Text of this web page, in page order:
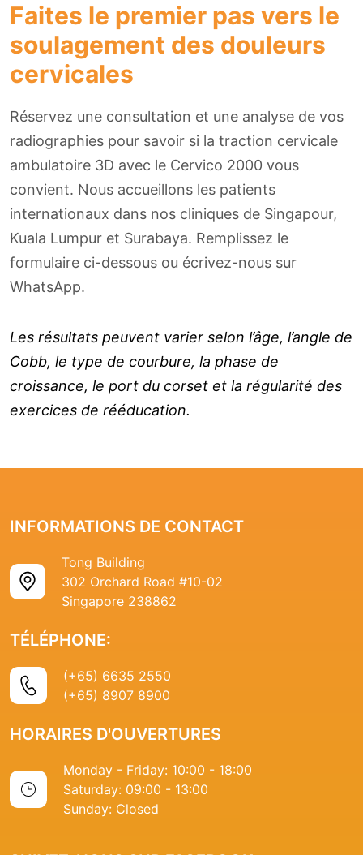
Faites le premier pas vers le
soulagement des douleurs
cervicales
Réservez une consultation et une analyse de vos
radiographies pour savoir si la traction cervicale
ambulatoire 3D avec le Cervico 2000 vous
convient. Nous accueillons les patients
internationaux dans nos cliniques de Singapour,
Kuala Lumpur et Surabaya. Remplissez le
formulaire ci-dessous ou écrivez-nous sur
WhatsApp.
Les résultats peuvent varier selon l’âge, l’angle de
Cobb, le type de courbure, la phase de
croissance, le port du corset et la régularité des
exercices de rééducation.
INFORMATIONS DE CONTACT
Tong Building
302 Orchard Road #10-02
Singapore 238862
TÉLÉPHONE:
(+65) 6635 2550
(+65) 8907 8900
HORAIRES D'OUVERTURES
Monday - Friday: 10:00 - 18:00
Saturday: 09:00 - 13:00
Sunday: Closed